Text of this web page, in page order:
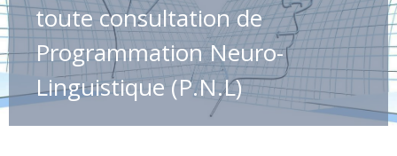
toute consultation de
Programmation Neuro-
Linguistique (P.N.L)